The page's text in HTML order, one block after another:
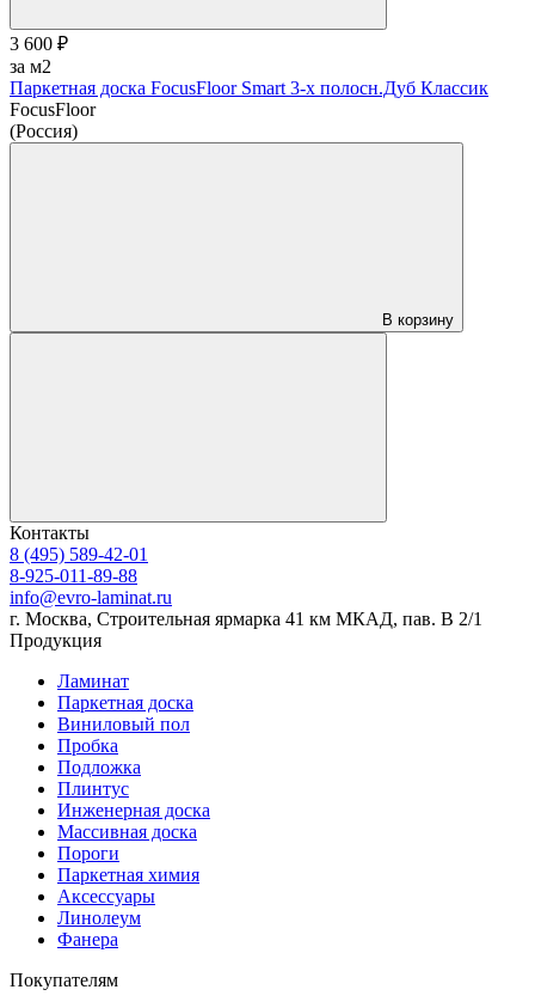
3 600 ₽
за м2
Паркетная доска FocusFloor Smart 3-х полосн.Дуб Классик
FocusFloor
(Россия)
В корзину
Контакты
8 (495) 589-42-01
8-925-011-89-88
info@evro-laminat.ru
г. Москва, Строительная ярмарка 41 км МКАД, пав. В 2/1
Продукция
Ламинат
Паркетная доска
Виниловый пол
Пробка
Подложка
Плинтус
Инженерная доска
Массивная доска
Пороги
Паркетная химия
Аксессуары
Линолеум
Фанера
Покупателям